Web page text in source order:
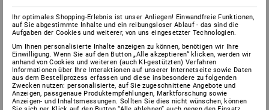
Ihr optimales Shopping-Erlebnis ist unser Anliegen! Einwandfreie Funktionen,
auf Sie abgestimmte Inhalte und ein reibungsloser Ablauf - das sind die
Aufgaben der Cookies und weiterer, von uns eingesetzter Technologien.
Um Ihnen personalisierte Inhalte anzeigen zu können, benötigen wir Ihre
Einwilligung. Wenn Sie auf den Button „Alle akzeptieren“ klicken, werden wir
anhand von Cookies und weiteren (auch KI-gestützten) Verfahren
Informationen über Ihre Interaktionen auf unserer Internetseite sowie Daten
aus dem Bestellprozess erfassen und diese insbesondere zu folgenden
Zwecken nutzen: personalisierte, auf Sie zugeschnittene Angebote und
Anzeigen, passgenaue Produktempfehlungen, Marktforschung sowie
Anzeigen- und Inhaltsmessungen. Sollten Sie dies nicht wünschen, können